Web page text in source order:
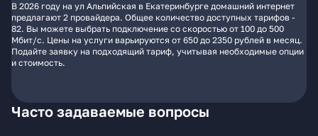
В 2026 году на ул Альпийская в Екатеринбурге домашний интернет
предлагают 2 провайдера. Общее количество доступных тарифов -
82. Вы можете выбрать подключение со скоростью от 100 до 500
Мбит/с. Цены на услуги варьируются от 650 до 2350 рублей в месяц.
Подайте заявку на подходящий тариф, учитывая необходимые опции
и стоимость.
Часто задаваемые вопросы